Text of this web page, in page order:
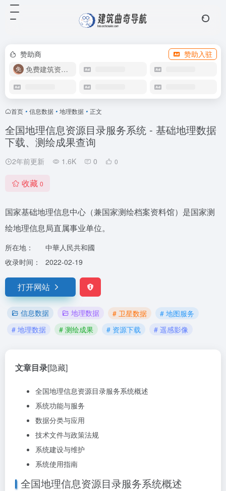
赞助商
赞助入驻
免费建筑资源库
首页 • 信息数据 • 地理数据 • 正文
全国地理信息资源目录服务系统 - 基础地理数据
下载、测绘成果查询
2年前更新 1.6K 0 0
收藏 0
国家基础地理信息中心（兼国家测绘档案资料馆）是国家测
绘地理信息局直属事业单位。
所在地：
中華人民共和國
收录时间：
2022-02-19
打开网站
信息数据 地理数据 # 卫星数据
# 地图服务
# 地理数据
# 测绘成果 # 资源下载 # 遥感影像
文章目录[隐藏]
全国地理信息资源目录服务系统概述
系统功能与服务
数据分类与应用
技术文件与政策法规
系统建设与维护
系统使用指南
全国地理信息资源目录服务系统概述